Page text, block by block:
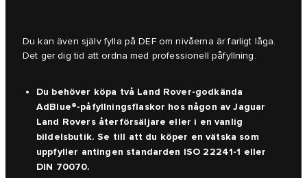
Du kan även själv fylla på DEF om nivåerna är farligt låga.
Det ger dig tid att ordna med professionell påfyllning.
Du behöver köpa två Land Rover-godkända
AdBlue®-påfyllningsflaskor hos någon av Jaguar
Land Rovers återförsäljare eller i en vanlig
bildelsbutik. Se till att du köper en vätska som
uppfyller antingen standarden ISO 22241-1 eller
DIN 70070.